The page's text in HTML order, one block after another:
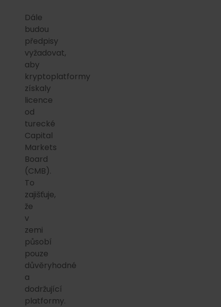
Dále
budou
předpisy
vyžadovat,
aby
kryptoplatformy
získaly
licence
od
turecké
Capital
Markets
Board
(CMB).
To
zajišťuje,
že
v
zemi
působí
pouze
důvěryhodné
a
dodržující
platformy.